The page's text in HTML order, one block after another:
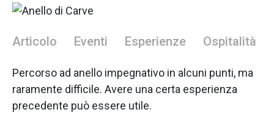
Articolo Eventi Esperienze Ospitalità
Percorso ad anello impegnativo in alcuni punti, ma
raramente difficile. Avere una certa esperienza
precedente può essere utile.